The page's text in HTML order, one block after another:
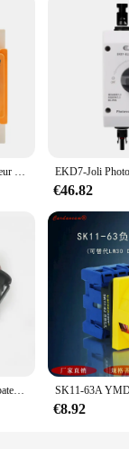
Commutateur distant d'isolateur de poignée rotative pour le rail de Din de boîte de distribution solaire LONQ-40 long de CC 4P 32A 1500V
€46.82
20 pièces/lot KCD1-2 rond bateau bascule interrupteur 4Pin 4P snap250 V 23mm noir/rouge
€8.92